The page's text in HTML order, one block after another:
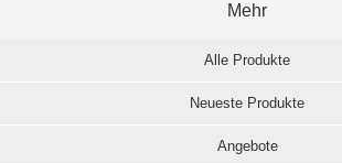
Mehr
Alle Produkte
Neueste Produkte
Angebote